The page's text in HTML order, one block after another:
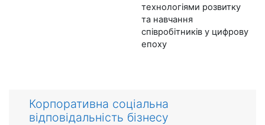
технологіями розвитку
та навчання
співробітників у цифрову
епоху​
Корпоративна соціальна
відповідальність бізнесу